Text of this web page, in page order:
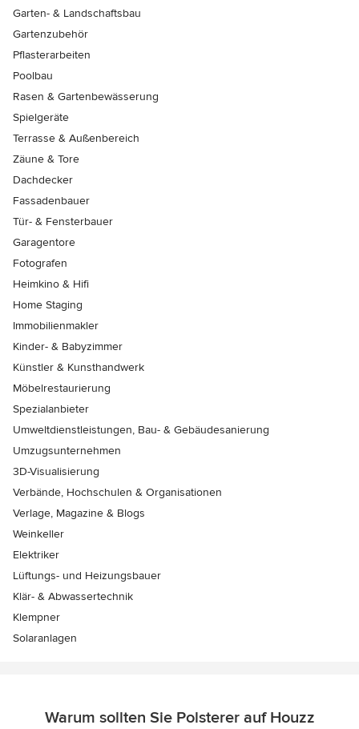
Garten- & Landschaftsbau
Gartenzubehör
Pflasterarbeiten
Poolbau
Rasen & Gartenbewässerung
Spielgeräte
Terrasse & Außenbereich
Zäune & Tore
Dachdecker
Fassadenbauer
Tür- & Fensterbauer
Garagentore
Fotografen
Heimkino & Hifi
Home Staging
Immobilienmakler
Kinder- & Babyzimmer
Künstler & Kunsthandwerk
Möbelrestaurierung
Spezialanbieter
Umweltdienstleistungen, Bau- & Gebäudesanierung
Umzugsunternehmen
3D-Visualisierung
Verbände, Hochschulen & Organisationen
Verlage, Magazine & Blogs
Weinkeller
Elektriker
Lüftungs- und Heizungsbauer
Klär- & Abwassertechnik
Klempner
Solaranlagen
Warum sollten Sie Polsterer auf Houzz